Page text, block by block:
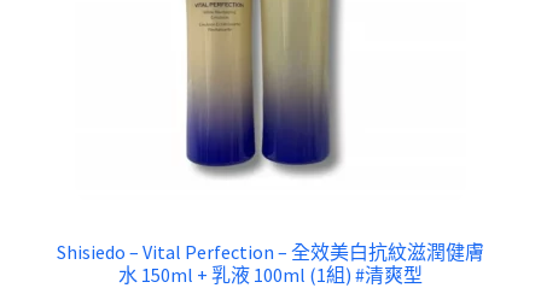
Shisiedo – Vital Perfection – 全效美白抗紋滋潤健膚
水 150ml + 乳液 100ml (1組) #清爽型